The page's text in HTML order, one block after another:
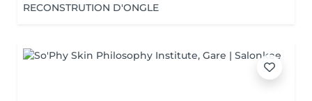
RECONSTRUTION D'ONGLE